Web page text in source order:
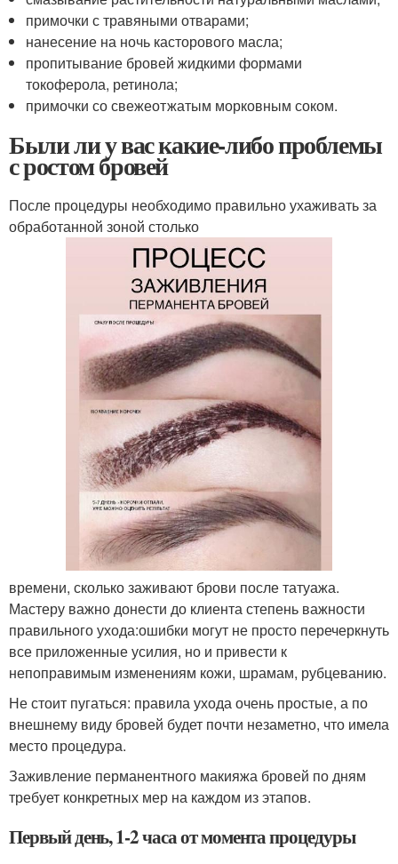
примочки с травяными отварами;
нанесение на ночь касторового масла;
пропитывание бровей жидкими формами
токоферола, ретинола;
примочки со свежеотжатым морковным соком.
Были ли у вас какие-либо проблемы
с ростом бровей
После процедуры необходимо правильно ухаживать за
обработанной зоной столько
времени, сколько заживают брови после татуажа.
Мастеру важно донести до клиента степень важности
правильного ухода:ошибки могут не просто перечеркнуть
все приложенные усилия, но и привести к
непоправимым изменениям кожи, шрамам, рубцеванию.
Не стоит пугаться: правила ухода очень простые, а по
внешнему виду бровей будет почти незаметно, что имела
место процедура.
Заживление перманентного макияжа бровей по дням
требует конкретных мер на каждом из этапов.
Первый день, 1-2 часа от момента процедуры